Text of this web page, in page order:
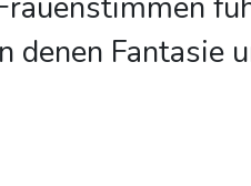
denen Fantasie